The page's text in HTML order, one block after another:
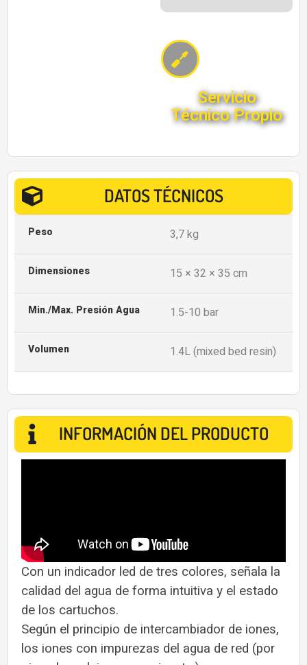
Servicio
Técnico Propio
DATOS TÉCNICOS
Peso 3,7 kg
Dimensiones 15 × 32 × 35 cm
Min./Max. Presión Agua 1.5-10 bar
Volumen 1.4L (mixed bed resin)
INFORMACIÓN DEL PRODUCTO
Con un indicador led de tres colores, señala la
calidad del agua de forma intuitiva y el estado
de los cartuchos.
Según el principio de intercambiador de iones,
los iones con impurezas del agua de red (por